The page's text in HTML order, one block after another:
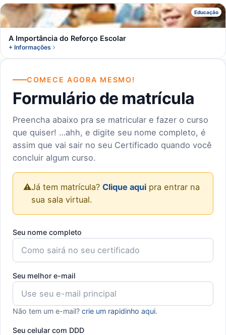
Educação
A
A Importância do Reforço Escolar
+ Informações
COMECE AGORA MESMO!
Formulário de matrícula
Preencha abaixo pra se matricular e fazer o curso
que quiser! …ahh, e digite seu nome completo, é
assim que vai sair no seu Certificado quando você
concluir algum curso.
⚠️Já tem matrícula? Clique aqui pra entrar na
sua sala virtual.
Seu nome completo
Seu melhor e-mail
Não tem um e-mail? crie um rapidinho aqui.
Seu celular com DDD